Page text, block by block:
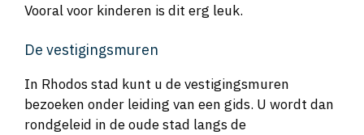
Vooral voor kinderen is dit erg leuk.
De vestigingsmuren
In Rhodos stad kunt u de vestigingsmuren
bezoeken onder leiding van een gids. U wordt dan
rondgeleid in de oude stad langs de